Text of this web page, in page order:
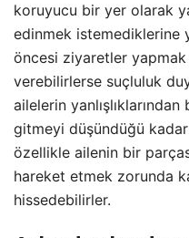
koruyucu bir yer olarak
edinmek istemediklerine
öncesi ziyaretler
verebilirlerse suçluluk
ailelerin
gitmeyi düşündüğü
özellikle ailenin bir
hareket etmek zorunda
hissedebilirler.